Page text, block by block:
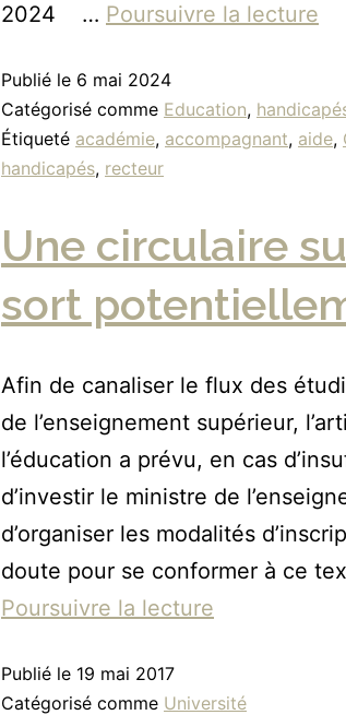
2024 … Poursuivre la lecture
Publié le 6 mai 2024
Catégorisé comme Education,
Étiqueté académie, accompagnant, aide,
handicapés, recteur
Une circulaire
sort
Afin de canaliser le flux des
de l’enseignement supérieur,
l’éducation a prévu, en cas
d’investir le ministre de
d’organiser les modalités
doute pour se conformer à ce
Poursuivre la lecture
Publié le 19 mai 2017
Catégorisé comme Université